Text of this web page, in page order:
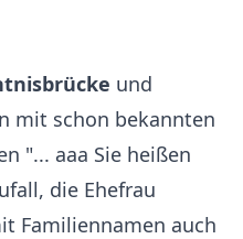
und
mit schon bekannten
"... aaa Sie heißen
die Ehefrau
Familiennamen auch